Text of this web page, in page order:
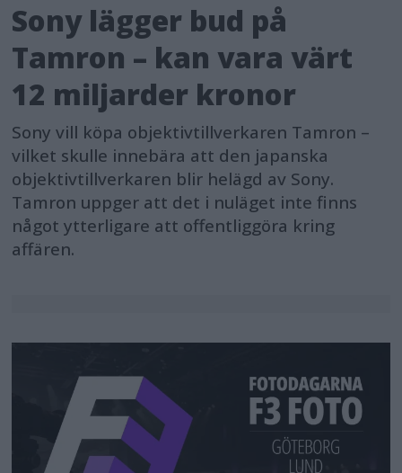
Sony lägger bud på
Tamron – kan vara värt
12 miljarder kronor
Sony vill köpa objektivtillverkaren Tamron –
vilket skulle innebära att den japanska
objektivtillverkaren blir helägd av Sony.
Tamron uppger att det i nuläget inte finns
något ytterligare att offentliggöra kring
affären.